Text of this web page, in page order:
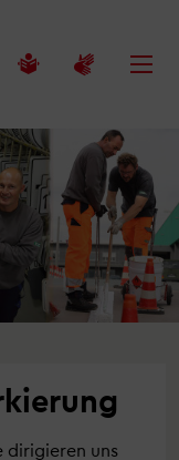
dirigieren uns